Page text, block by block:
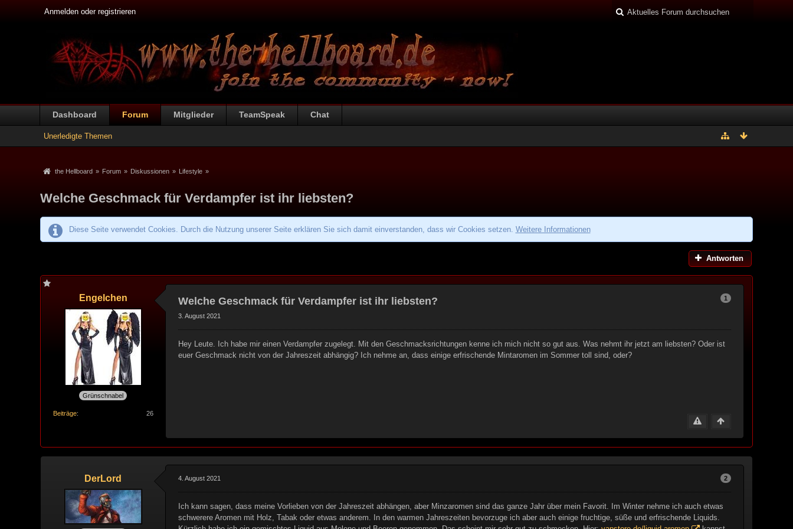
Anmelden oder registrieren
Dashboard Forum Mitglieder TeamSpeak Chat
Unerledigte Themen
the Hellboard » Forum » Diskussionen » Lifestyle »
Welche Geschmack für Verdampfer ist ihr liebsten?
Diese Seite verwendet Cookies. Durch die Nutzung unserer Seite erklären Sie sich damit einverstanden, dass wir Cookies setzen. Weitere Informationen
Antworten
Engelchen
Grünschnabel
Beiträge 26
1
Welche Geschmack für Verdampfer ist ihr liebsten?
3. August 2021
Hey Leute. Ich habe mir einen Verdampfer zugelegt. Mit den Geschmacksrichtungen kenne ich mich nicht so gut aus. Was nehmt ihr jetzt am liebsten? Oder ist
euer Geschmack nicht von der Jahreszeit abhängig? Ich nehme an, dass einige erfrischende Mintaromen im Sommer toll sind, oder?
DerLord 2
4. August 2021
Ich kann sagen, dass meine Vorlieben von der Jahreszeit abhängen, aber Minzaromen sind das ganze Jahr über mein Favorit. Im Winter nehme ich auch etwas
schwerere Aromen mit Holz, Tabak oder etwas anderem. In den warmen Jahreszeiten bevorzuge ich aber auch einige fruchtige, süße und erfrischende Liquids.